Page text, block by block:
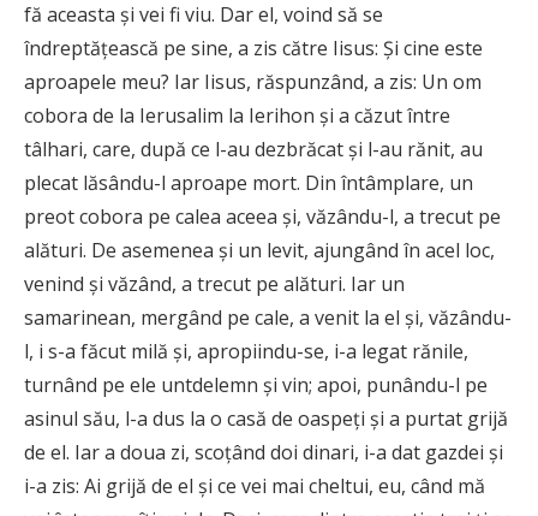
fă aceasta şi vei fi viu. Dar el, voind să se
îndreptăţească pe sine, a zis către Iisus: Şi cine este
aproapele meu? Iar Iisus, răspunzând, a zis: Un om
cobora de la Ierusalim la Ierihon şi a căzut între
tâlhari, care, după ce l-au dezbrăcat şi l-au rănit, au
plecat lăsându-l aproape mort. Din întâmplare, un
preot cobora pe calea aceea şi, văzându-l, a trecut pe
alături. De asemenea şi un levit, ajungând în acel loc,
venind şi văzând, a trecut pe alături. Iar un
samarinean, mergând pe cale, a venit la el şi, văzându-
l, i s-a făcut milă şi, apropiindu-se, i-a legat rănile,
turnând pe ele untdelemn şi vin; apoi, punându-l pe
asinul său, l-a dus la o casă de oaspeţi şi a purtat grijă
de el. Iar a doua zi, scoţând doi dinari, i-a dat gazdei şi
i-a zis: Ai grijă de el şi ce vei mai cheltui, eu, când mă